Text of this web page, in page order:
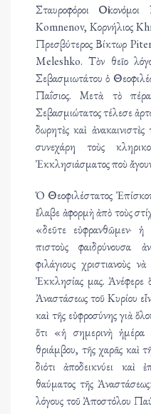
Σταυροφόροι
Komnenov, Κορνήλιος
Πρεσβύτερος Βίκτωρ
Meleshko. Τὸν θεῖο
Σεβασμιωτάτου ὁ
Παΐσιος. Μετὰ τὸ
Σεβασμιώτατος τέλεσε
δωρητὲς καὶ
συνεχάρη τοὺς
Ἐκκλησιάσματος ποὺ
Ὁ Θεοφιλέστατος
ἔλαβε ἀφορμὴ ἀπὸ τοὺς
«δεῦτε εὐφρανθῶμεν·
πιστοὺς φαιδρύνουσα
φιλάγιους χριστιανοὺς
Ἐκκλησίας μας. Ἀνέφερε
Ἀναστάσεως τοῦ Κυρίου
καὶ τῆς εὐφροσύνης γιὰ
ὅτι «ἡ σημερινὴ ἡμέρα
θριάμβου, τῆς χαρᾶς καὶ
διότι ἀποδεικνύει καὶ
θαύματος τῆς
λόγους τοῦ Ἀποστόλου